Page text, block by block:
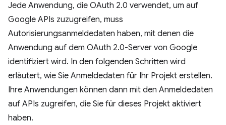
Jede Anwendung, die OAuth 2.0 verwendet, um auf
Google APIs zuzugreifen, muss
Autorisierungsanmeldedaten haben, mit denen die
Anwendung auf dem OAuth 2.0-Server von Google
identifiziert wird. In den folgenden Schritten wird
erläutert, wie Sie Anmeldedaten für Ihr Projekt erstellen.
Ihre Anwendungen können dann mit den Anmeldedaten
auf APIs zugreifen, die Sie für dieses Projekt aktiviert
haben.